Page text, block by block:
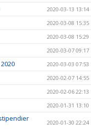
2020-03-13 13:14
2020-03-08 15:35
2020-03-08 15:29
2020-03-07 09:17
2020-03-03 07:53
2020-02-07 14:55
2020-02-06 22:13
2020-01-31 13:10
2020-01-30 22:24